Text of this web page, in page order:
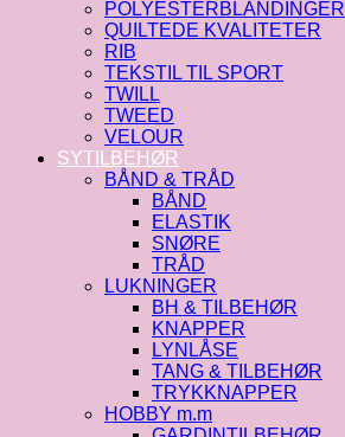
POLYESTERBLANDINGER
QUILTEDE KVALITETER
RIB
TEKSTIL TIL SPORT
TWILL
TWEED
VELOUR
SYTILBEHØR
BÅND & TRÅD
BÅND
ELASTIK
SNØRE
TRÅD
LUKNINGER
BH & TILBEHØR
KNAPPER
LYNLÅSE
TANG & TILBEHØR
TRYKKNAPPER
HOBBY m.m